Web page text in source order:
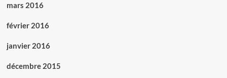
mars 2016
février 2016
janvier 2016
décembre 2015